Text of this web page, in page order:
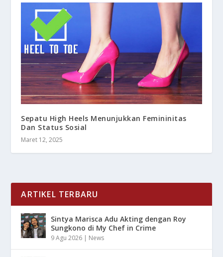
Sepatu High Heels Menunjukkan Femininitas
Dan Status Sosial
Maret 12, 2025
ARTIKEL TERBARU
Sintya Marisca Adu Akting dengan Roy
Sungkono di My Chef in Crime
9 Agu 2026 | News